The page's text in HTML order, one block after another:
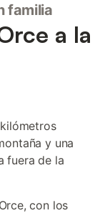
familia
a la
y una
fuera de la
con los